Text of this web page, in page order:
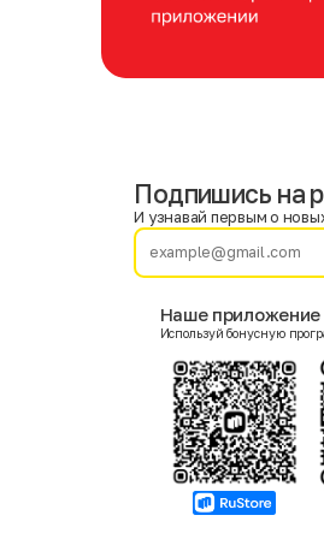
Фамилия
Женский
Согласие на получение чеков по
Подпишись на
И узнавай первым о
Наше приложение
Используй бонусную